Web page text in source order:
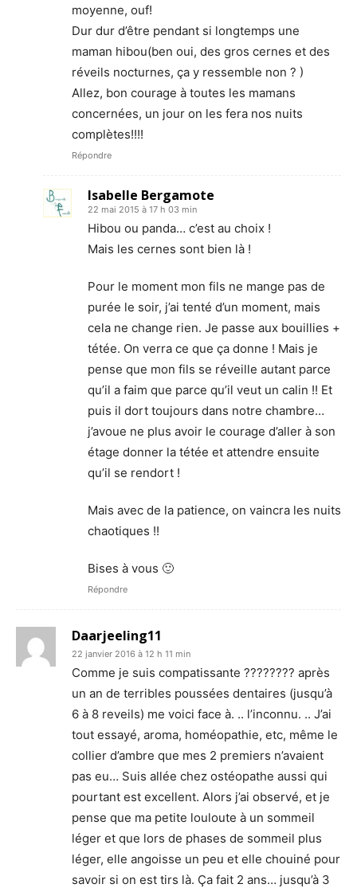
moyenne, ouf!
Dur dur d’être pendant si longtemps une
maman hibou(ben oui, des gros cernes et des
réveils nocturnes, ça y ressemble non ? )
Allez, bon courage à toutes les mamans
concernées, un jour on les fera nos nuits
complètes!!!!
Répondre
Isabelle Bergamote
22 mai 2015 à 17 h 03 min
Hibou ou panda… c’est au choix !
Mais les cernes sont bien là !
Pour le moment mon fils ne mange pas de
purée le soir, j’ai tenté d’un moment, mais
cela ne change rien. Je passe aux bouillies +
tétée. On verra ce que ça donne ! Mais je
pense que mon fils se réveille autant parce
qu’il a faim que parce qu’il veut un calin !! Et
puis il dort toujours dans notre chambre…
j’avoue ne plus avoir le courage d’aller à son
étage donner la tétée et attendre ensuite
qu’il se rendort !
Mais avec de la patience, on vaincra les nuits
chaotiques !!
Bises à vous 🙂
Répondre
Daarjeeling11
22 janvier 2016 à 12 h 11 min
Comme je suis compatissante ???????? après
un an de terribles poussées dentaires (jusqu’à
6 à 8 reveils) me voici face à. .. l’inconnu. .. J’ai
tout essayé, aroma, homéopathie, etc, même le
collier d’ambre que mes 2 premiers n’avaient
pas eu… Suis allée chez ostéopathe aussi qui
pourtant est excellent. Alors j’ai observé, et je
pense que ma petite louloute à un sommeil
léger et que lors de phases de sommeil plus
léger, elle angoisse un peu et elle chouiné pour
savoir si on est tirs là. Ça fait 2 ans… jusqu’à 3